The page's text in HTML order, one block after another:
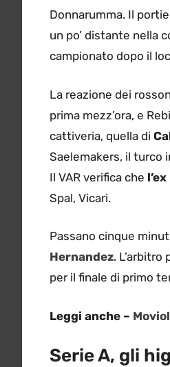
Donnarumma. Il
un po’ distante nella
campionato dopo il
La reazione dei
prima mezz’ora, e
cattiveria, quella di
Saelemakers, il turco
Il VAR verifica che
Spal, Vicari.
Passano cinque
Hernandez.
per il finale di primo
Leggi anche –
Serie A, gli